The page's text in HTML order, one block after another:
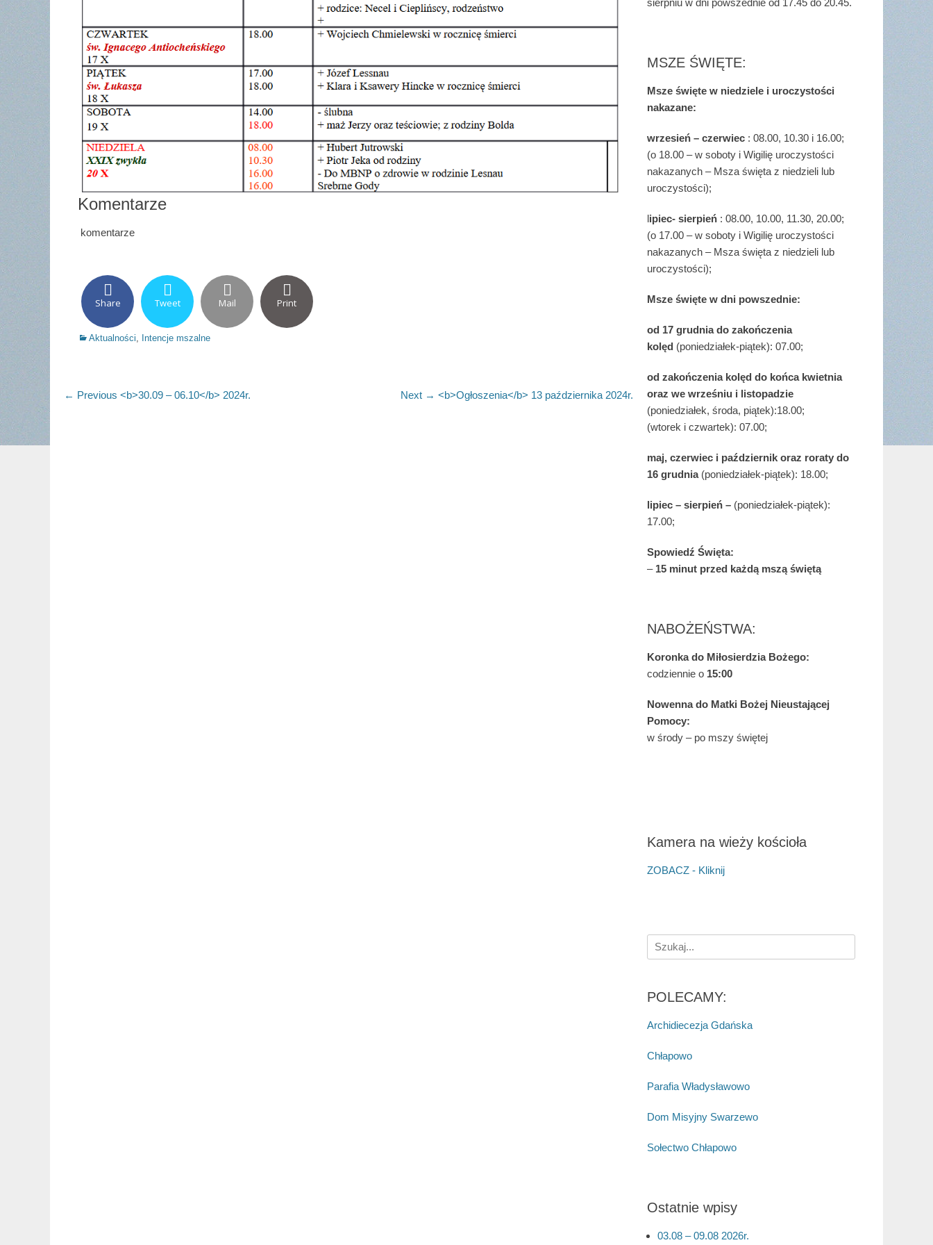
Komentarze
komentarze
Share Tweet Mail Print
Categories
Aktualności Intencje mszalne
Nawigacja
← Previous Previous
<b>30.09 – 06.10</b> 2024r. Next → Next
<b>Ogłoszenia</b> 13 października 2024r.
sierpniu w dni powszednie od 17.45 do 20.45.
MSZE ŚWIĘTE:
Msze święte w niedziele i uroczystości
nakazane:
wrzesień – czerwiec : 08.00, 10.30 i 16.00;
(o 18.00 – w soboty i Wigilię uroczystości
nakazanych – Msza święta z niedzieli lub
uroczystości);
lipiec- sierpień : 08.00, 10.00, 11.30, 20.00;
(o 17.00 – w soboty i Wigilię uroczystości
nakazanych – Msza święta z niedzieli lub
uroczystości);
Msze święte w dni powszednie:
od 17 grudniado zakończenia
kolęd (poniedziałek-piątek): 07.00;
od zakończenia kolęd do końca kwietnia
oraz we wrześniu i listopadzie
(poniedziałek, środa, piątek):18.00;
(wtorek i czwartek): 07.00;
maj, czerwiec i październik oraz roraty do
16 grudnia (poniedziałek-piątek): 18.00;
lipiec – sierpień – (poniedziałek-piątek):
17.00;
Spowiedź Święta:
– 15 minut przed każdą mszą świętą
NABOŻEŃSTWA:
Koronka do Miłosierdzia Bożego:
codziennie o 15:00
Nowenna do Matki Bożej Nieustającej
Pomocy:
w środy – po mszy świętej
Kamera na wieży kościoła
ZOBACZ - Kliknij
Search
for:
POLECAMY:
Archidiecezja Gdańska
Chłapowo
Parafia Władysławowo
Dom Misyjny Swarzewo
Sołectwo Chłapowo
Ostatnie wpisy
03.08 – 09.08 2026r.